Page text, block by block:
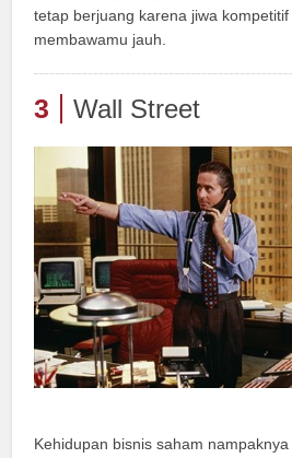
tetap berjuang karena jiwa
membawamu jauh.
3 Wall Street
Kehidupan bisnis saham